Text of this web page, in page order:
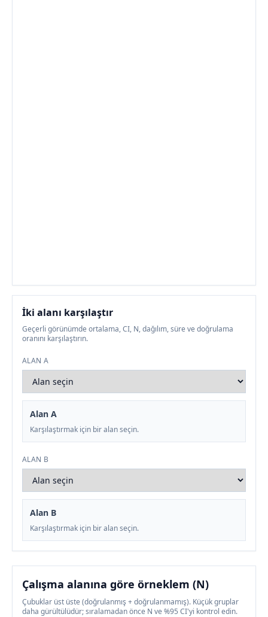
İki alanı karşılaştır
Geçerli görünümde ortalama, CI, N, dağılım, süre ve doğrulama
oranını karşılaştırın.
ALAN A
Alan A
Karşılaştırmak için bir alan seçin.
ALAN B
Alan B
Karşılaştırmak için bir alan seçin.
Çalışma alanına göre örneklem (N)
Çubuklar üst üste (doğrulanmış + doğrulanmamış). Küçük gruplar
daha gürültülüdür; sıralamadan önce N ve %95 CI'yi kontrol edin.